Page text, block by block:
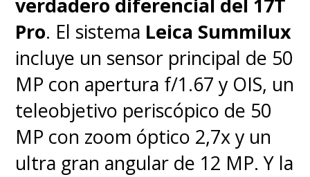
50MP también resalta y sobre
todo en la fotografía de detalle,
demostrando que el trabajo de
Huawei en este aspecto es
notable al punto de humillar a
cualquier otro lente similar de
verdadero diferencial del 17T
Pro. El sistema Leica Summilux
incluye un sensor principal de 50
MP con apertura f/1.67 y OIS, un
teleobjetivo periscópico de 50
MP con zoom óptico 2,7x y un
ultra gran angular de 12 MP. Y la